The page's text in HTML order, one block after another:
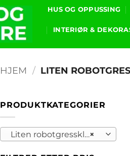
HUS OG OPPUSSING
INTERIØR &
HJEM / LITEN
PRODUKTKATEGORIER
×
Liten robotgressklipper for liten plen